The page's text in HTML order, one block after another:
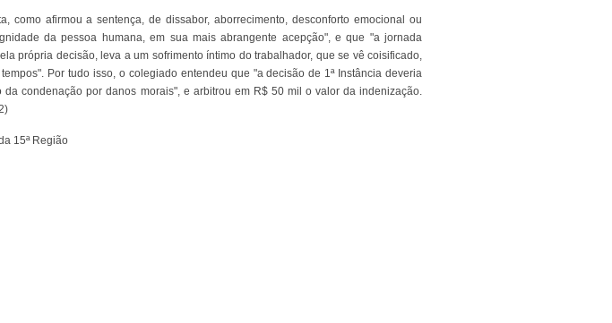
como afirmou a sentença, de dissabor, aborrecimento, desconforto emocional ou
da pessoa humana, em sua mais abrangente acepção", e que "a jornada
própria decisão, leva a um sofrimento íntimo do trabalhador, que se vê coisificado,
Por tudo isso, o colegiado entendeu que "a decisão de 1ª Instância deveria
condenação por danos morais", e arbitrou em R$ 50 mil o valor da indenização.
15ª Região